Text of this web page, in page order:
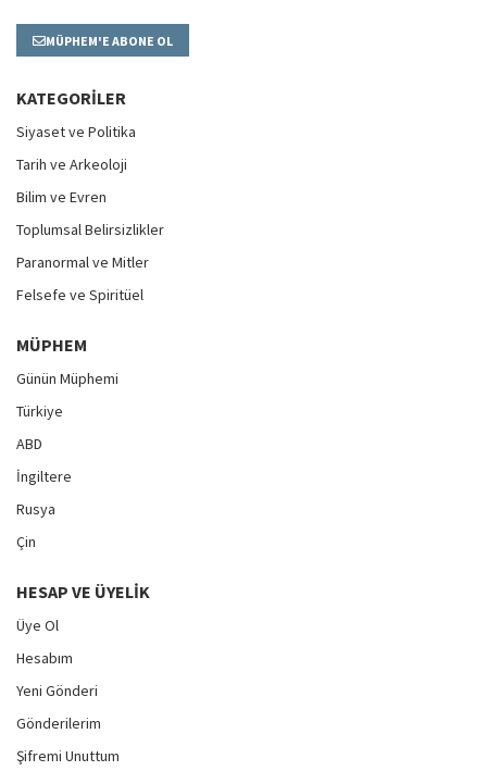
MÜPHEM'E ABONE OL
KATEGORILER
Siyaset ve Politika
Tarih ve Arkeoloji
Bilim ve Evren
Toplumsal Belirsizlikler
Paranormal ve Mitler
Felsefe ve Spiritüel
MÜPHEM
Günün Müphemi
Türkiye
ABD
İngiltere
Rusya
Çin
HESAP VE ÜYELIK
Üye Ol
Hesabım
Yeni Gönderi
Gönderilerim
Şifremi Unuttum